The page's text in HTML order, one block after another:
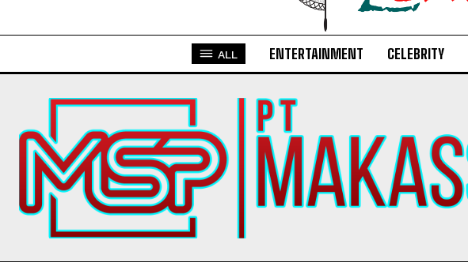
ALL ENTERTAINMENT CELEBRITY